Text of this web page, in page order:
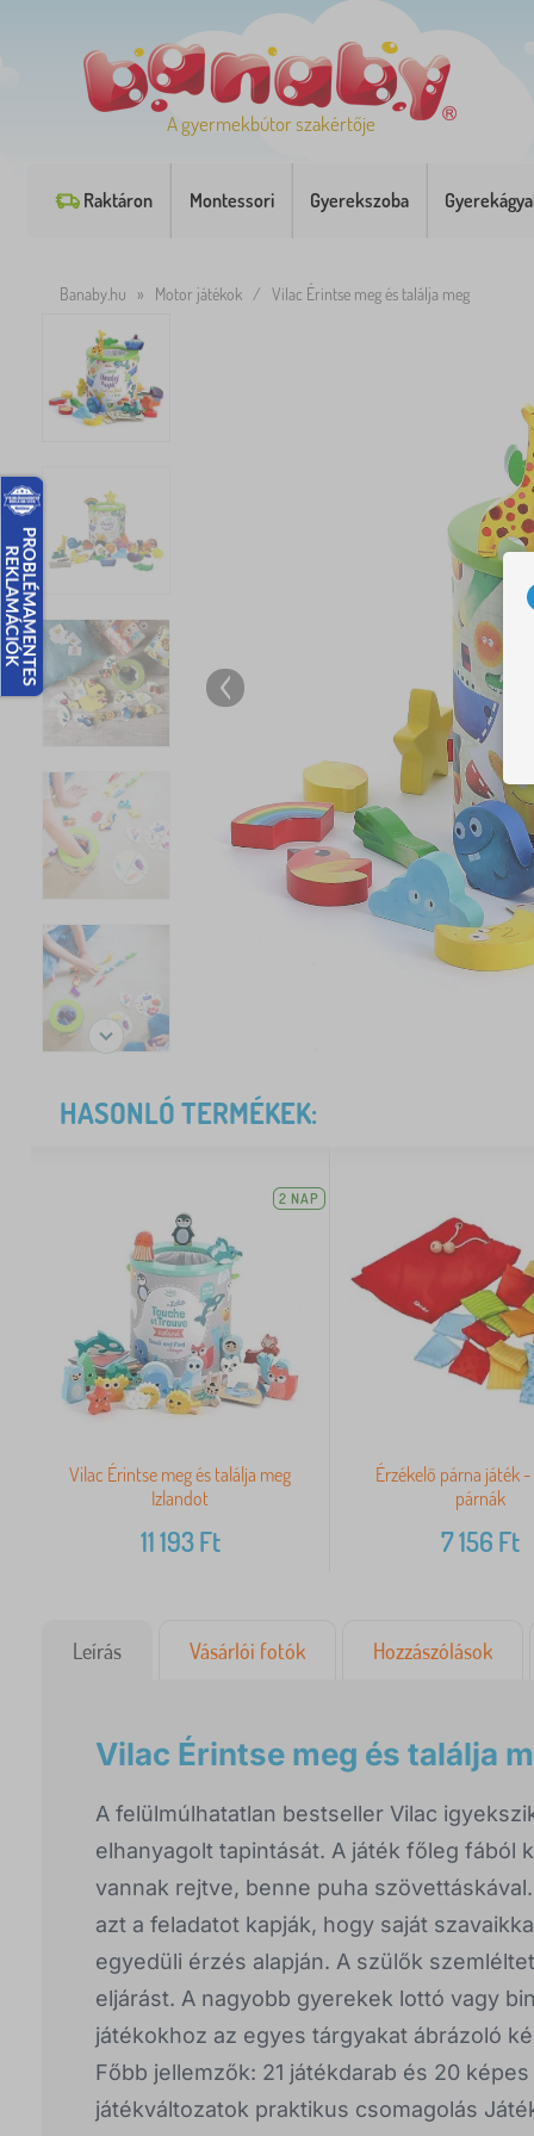
A gyermekbútor szakértője
Raktáron Montessori Gyerekszoba
Banaby.hu » Motor játékok / Vilac Érintse meg és találja meg
HASONLÓ TERMÉKEK:
2 NAP
Vilac Érintse meg és találja meg
Izlandot
11 193Ft
Érzékelő párna játék
párnák
7 156 Ft
Leírás Vásárlói fotók Hozzászólások
Vilac Érintse meg és találja
A felülmúlhatatlan bestseller Vilac
elhanyagolt tapintását. A játék főleg fából
vannak rejtve, benne puha
azt a feladatot kapják, hogy saját
egyedüli érzés alapján. A szülők
eljárást. A nagyobb gyerekek lottó vagy
játékokhoz az egyes tárgyakat ábrázoló
Főbb jellemzők: 21 játékdarab és 20
játékváltozatok praktikus csomagolás